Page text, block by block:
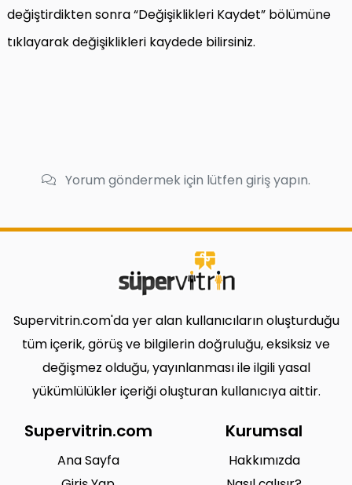
değiştirdikten sonra “Değişiklikleri Kaydet” bölümüne
tıklayarak değişiklikleri kaydede bilirsiniz.
Yorum göndermek için lütfen giriş yapın.
Supervitrin.com'da yer alan kullanıcıların oluşturduğu
tüm içerik, görüş ve bilgilerin doğruluğu, eksiksiz ve
değişmez olduğu, yayınlanması ile ilgili yasal
yükümlülükler içeriği oluşturan kullanıcıya aittir.
Supervitrin.com
Ana Sayfa
Kurumsal
Hakkımızda